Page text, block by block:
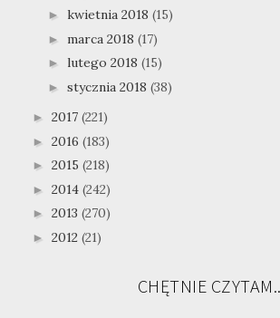
► kwietnia 2018 (15)
► marca 2018 (17)
► lutego 2018 (15)
► stycznia 2018 (38)
► 2017 (221)
► 2016 (183)
► 2015 (218)
► 2014 (242)
► 2013 (270)
► 2012 (21)
CHĘTNIE